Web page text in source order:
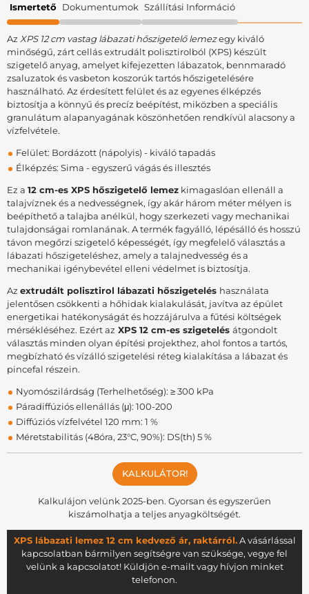
Ismertető Dokumentumok Szállítási Információ
Az XPS 12 cm vastag lábazati hőszigetelő lemezegy kiváló
minőségű, zárt cellás extrudált polisztirolból (XPS) készült
szigetelő anyag, amelyet kifejezetten lábazatok, bennmaradó
zsaluzatok és vasbeton koszorúk tartós hőszigetelésére
használható. Az érdesített felület és az egyenes élképzés
biztosítja a könnyű és precíz beépítést, miközben a speciális
granulátum alapanyagának köszönhetően rendkívül alacsony a
vízfelvétele.
Felület: Bordázott (nápolyis) - kiváló tapadás
Élképzés: Sima - egyszerű vágás és illesztés
Ez a 12 cm-es XPS hőszigetelő lemezkimagaslóan ellenáll a
talajvíznek és a nedvességnek, így akár három méter mélyen is
beépíthető a talajba anélkül, hogy szerkezeti vagy mechanikai
tulajdonságai romlanának. A termék fagyálló, lépésálló és hosszú
távon megőrzi szigetelő képességét, így megfelelő választás a
lábazati hőszigeteléshez, amely a talajnedvesség és a
mechanikai igénybevétel elleni védelmet is biztosítja.
Az extrudált polisztirol lábazati hőszigetelés használata
jelentősen csökkenti a hőhidak kialakulását, javítva az épület
energetikai hatékonyságát és hozzájárulva a fűtési költségek
mérsékléséhez. Ezért az XPS 12 cm-es szigetelés átgondolt
választás minden olyan építési projekthez, ahol fontos a tartós,
megbízható és vízálló szigetelési réteg kialakítása a lábazat és
pincefal részein.
Nyomószilárdság (Terhelhetőség): ≥ 300 kPa
Páradiffúziós ellenállás (μ): 100-200
Diffúziós vízfelvétel 120 mm: 1 %
Méretstabilitás (48óra, 23°C, 90%): DS(th) 5 %
KALKULÁTOR!
Kalkulájon velünk 2025-ben. Gyorsan és egyszerűen
kiszámolhatja a teljes anyagköltségét.
XPS lábazati lemez 12 cm kedvező ár, raktárról.A vásárlással
kapcsolatban bármilyen segítségre van szüksége, vegye fel
velünk a kapcsolatot! Küldjön e-mailt vagy hívjon minket
telefonon.